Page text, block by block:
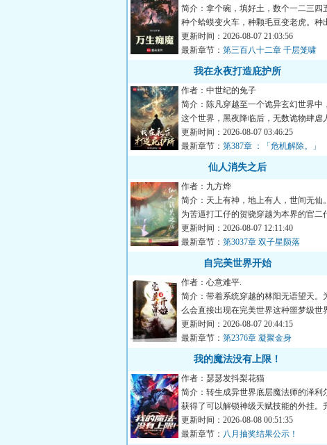
简介：拿个碗，填好土，数个一二三四
种个蛤蟆变火车，种颗毛豆变老虎。种
身好手艺，一生享福不受...
更新时间：2026-08-07 21:03:56
最新章节： 第三百八十二章 千层笼啸
我在永夜打造庇护所
作者：中世纪的兔子
简介：陈凡穿越至一个诡异玄幻世界中
这个世界，黑夜降临后，无数诡物肆虐
间。他通过穿越自带的永夜...
更新时间：2026-08-07 03:46:25
最新章节： 第387章 ：「危机解除。」
仙人消失之后
作者：九方烨
简介：天上有神，地上有人，世间无仙
为苦逼打工仔的贺骁穿越为本界的官二
原以为就此开启锦衣玉食...
更新时间：2026-08-07 12:11:40
最新章节： 第3037章 双子星陨落
自完美世界开始
作者：心意难平.
简介：带着系统穿越的林阳无语望天。
么会直接出现在完美世界这种噩梦级世
还好可以继续穿越，不慌...
更新时间：2026-08-07 20:44:15
最新章节： 第2376章 凝聚金身
我的魔法没有上限！
作者：瑟瑟发抖梨花猫
简介：转生成异世界底层魔法师的泽利
获得了可以解锁神级天赋技能的外挂。
二级，即可从以下天赋技...
更新时间：2026-08-08 00:51:35
最新章节： 八月抽奖结果公示！